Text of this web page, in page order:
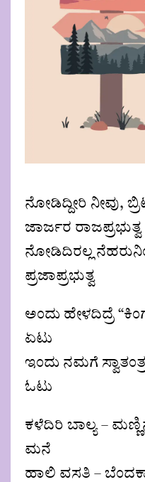
ನೋಡಿದ್ದೀರಿ ನೀವು,
ಜಾರ್ಜರ ರಾಜಪ್ರಭುತ್ವ
ನೋಡಿದಿರಲ್ಲ
ಪ್ರಜಾಪ್ರಭುತ್ವ
ಅಂದು ಹೇಳದಿದ್ರೆ
ಏಟು
ಇಂದು ನಮಗೆ
ಓಟು
ಕಳೆದಿರಿ ಬಾಲ್ಯ –
ಮನೆ
ಹಾಲಿ ವಸತಿ –